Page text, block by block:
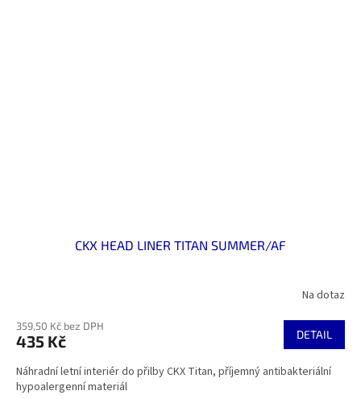
CKX HEAD LINER TITAN SUMMER/AF
Na dotaz
359,50 Kč bez DPH
435 Kč DETAIL
Náhradní letní interiér do přilby CKX Titan, příjemný antibakteriální
hypoalergenní materiál